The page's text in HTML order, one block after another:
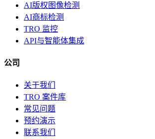
AI版权图像检测
AI商标检测
TRO 监控
API与智能体集成
公司
关于我们
TRO 案件库
常见问题
预约演示
联系我们